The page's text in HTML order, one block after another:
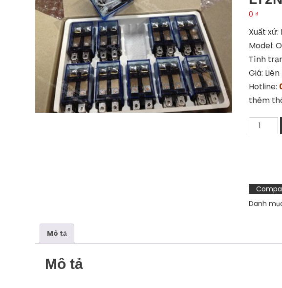
0 ₫
Xuất xứ:
Model:
Tình
Giá: Liên
Hotline:
thêm
Relay
trung
J
số
lượng
Danh
Mô tả
Mô tả